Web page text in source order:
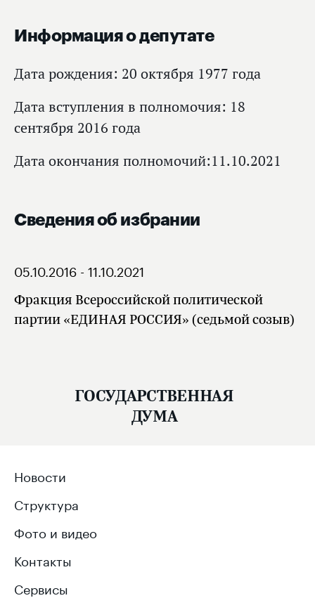
Информация о депутате
Дата рождения: 20 октября 1977 года
Дата вступления в полномочия: 18
сентября 2016 года
Дата окончания полномочий:11.10.2021
Сведения об избрании
05.10.2016 - 11.10.2021
Фракция Всероссийской политической
партии «ЕДИНАЯ РОССИЯ» (седьмой созыв)
ГОСУДАРСТВЕННАЯ
ДУМА
Новости
Структура
Фото и видео
Контакты
Сервисы